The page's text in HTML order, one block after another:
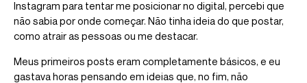
Instagram para tentar me posicionar no digital, percebi que
não sabia por onde começar. Não tinha ideia do que postar,
como atrair as pessoas ou me destacar.
Meus primeiros posts eram completamente básicos, e eu
gastava horas pensando em ideias que, no fim, não